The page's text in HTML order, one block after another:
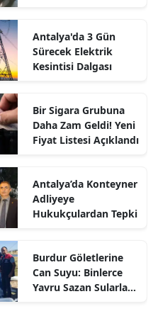
Antalya'da 3 Gün
Sürecek Elektrik
Kesintisi Dalgası
Bir Sigara Grubuna
Daha Zam Geldi! Yeni
Fiyat Listesi Açıklandı
Antalya’da Konteyner
Adliyeye
Hukukçulardan Tepki
Burdur Göletlerine
Can Suyu: Binlerce
Yavru Sazan Sularla